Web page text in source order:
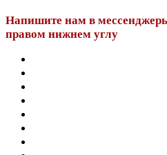
Напишите нам в
правом нижнем углу